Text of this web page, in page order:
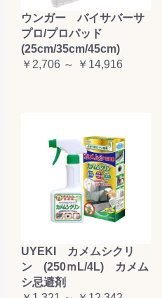
ウンガー バイサバーサ
プロ/プロパッド
(25cm/35cm/45cm)
￥2,706 ～ ￥14,916
UYEKI カメムシクリ
ン (250ｍL/4L) カメム
シ忌避剤